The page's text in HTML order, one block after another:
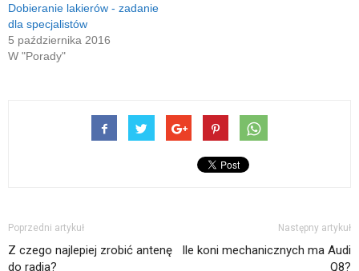
Dobieranie lakierów - zadanie
dla specjalistów
5 października 2016
W "Porady"
Poprzedni artykuł
Z czego najlepiej zrobić antenę
do radia?
Następny artykuł
Ile koni mechanicznych ma Audi
Q8?